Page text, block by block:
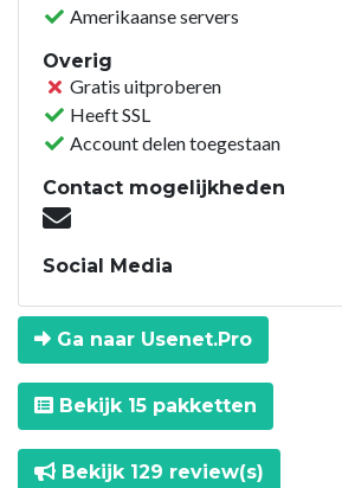
Amerikaanse servers
Overig
Gratis uitproberen
Heeft SSL
Account delen toegestaan
Contact mogelijkheden
Social Media
Ga naar Usenet.Pro
Bekijk 15 pakketten
Bekijk 129 review(s)